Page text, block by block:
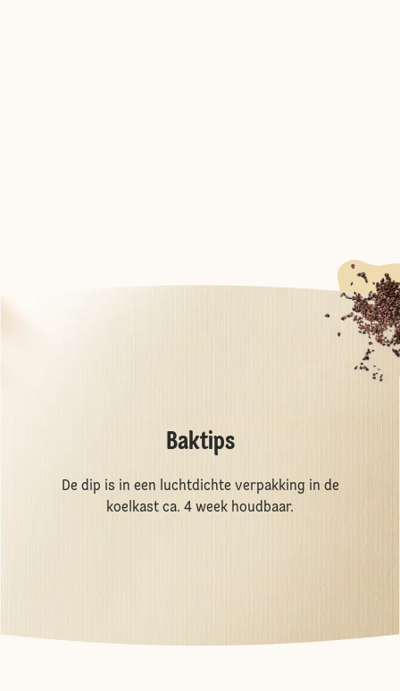
Baktips
De dip is in een luchtdichte verpakking in de
koelkast ca. 4 week houdbaar.